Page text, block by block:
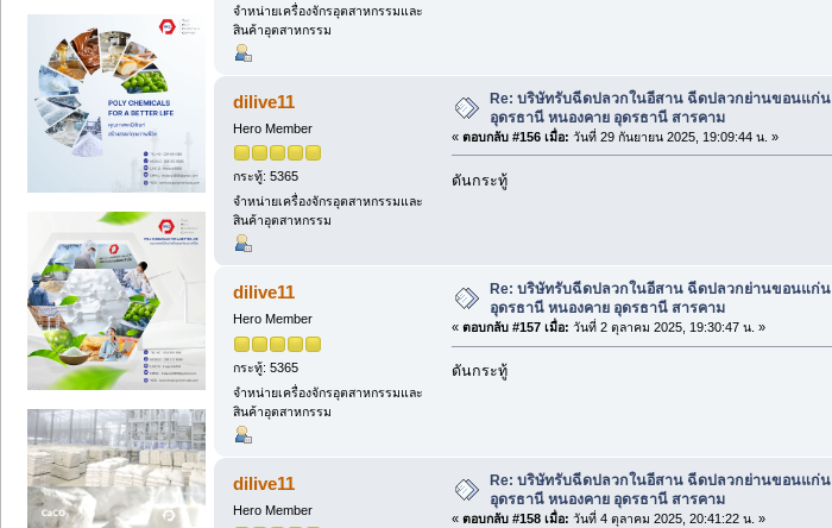
จำหน่ายเครื่องจักรอุตสาหกรรมและ
สินค้าอุตสาหกรรม
dilive11
Hero Member
กระทู้: 5365
จำหน่ายเครื่องจักรอุตสาหกรรมและ
สินค้าอุตสาหกรรม
Re: บริษัทรับฉีดปลวกในอีสาน ฉีดปลวกย่านขอนแก่น
อุดรธานี หนองคาย อุดรธานี สารคาม
« ตอบกลับ #156 เมื่อ: วันที่ 29 กันยายน 2025, 19:09:44 น. »
ดันกระทู้
dilive11
Hero Member
กระทู้: 5365
จำหน่ายเครื่องจักรอุตสาหกรรมและ
สินค้าอุตสาหกรรม
Re: บริษัทรับฉีดปลวกในอีสาน ฉีดปลวกย่านขอนแก่น
อุดรธานี หนองคาย อุดรธานี สารคาม
« ตอบกลับ #157 เมื่อ: วันที่ 2 ตุลาคม 2025, 19:30:47 น. »
ดันกระทู้
dilive11
Hero Member
Re: บริษัทรับฉีดปลวกในอีสาน ฉีดปลวกย่านขอนแก่น
อุดรธานี หนองคาย อุดรธานี สารคาม
« ตอบกลับ #158 เมื่อ: วันที่ 4 ตุลาคม 2025, 20:41:22 น. »